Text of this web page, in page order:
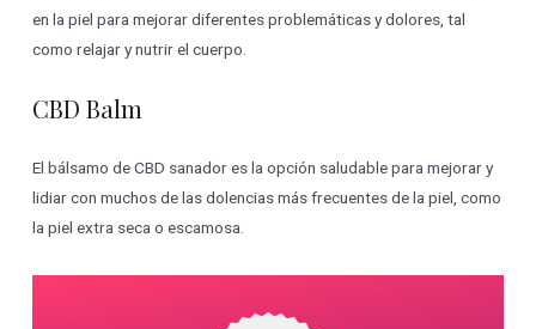
en la piel para mejorar diferentes problemáticas y dolores, tal
como relajar y nutrir el cuerpo.
CBD Balm
El bálsamo de CBD sanador es la opción saludable para mejorar y
lidiar con muchos de las dolencias más frecuentes de la piel, como
la piel extra seca o escamosa.